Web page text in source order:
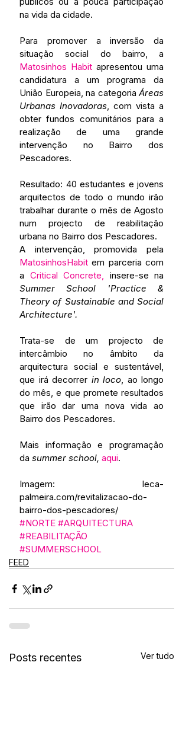
na vida da cidade.
Para promover a inversão da
Matosinhos Habit apresentou uma
candidatura a um programa da
União Europeia, na categoria Áreas
Urbanas Inovadoras, com vista a
obter fundos comunitários para a
realização de uma grande
intervenção no Bairro dos
Pescadores.
Resultado: 40 estudantes e jovens
arquitectos de todo o mundo irão
trabalhar durante o mês de Agosto
num projecto de reabilitação
urbana no Bairro dos Pescadores.
MatosinhosHabit em parceria com
a Critical Concrete,
Summer School 'Practice &
Theory of Sustainable and Social
Architecture'.
Trata-se de um projecto de
intercâmbio no âmbito da
arquitectura social e sustentável,
que irá decorrer in loco, ao longo
do mês, e que promete resultados
que irão dar uma nova vida ao
Bairro dos Pescadores.
Mais informação e programação
da summer school, aqui.
Imagem: leca-
palmeira.com/revitalizacao-do-
bairro-dos-pescadores/
#NORTE #ARQUITECTURA
#REABILITAÇÃO
#SUMMERSCHOOL
FEED
Posts recentes Ver tudo